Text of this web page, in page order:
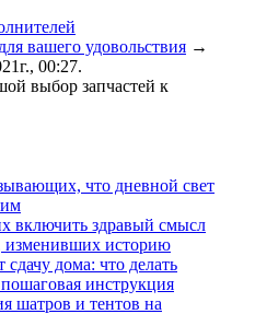
вашего удовольствия →
00:27.
выбор запчастей к
что дневной свет
включить здравый смысл
историю
дома: что делать
инструкция
шатров и тентов на